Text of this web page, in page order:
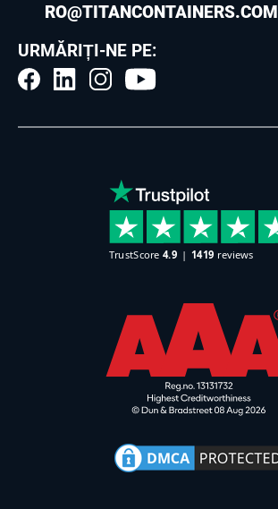
RO@TITANCONTAINERS.COM
URMĂRIȚI-NE PE: